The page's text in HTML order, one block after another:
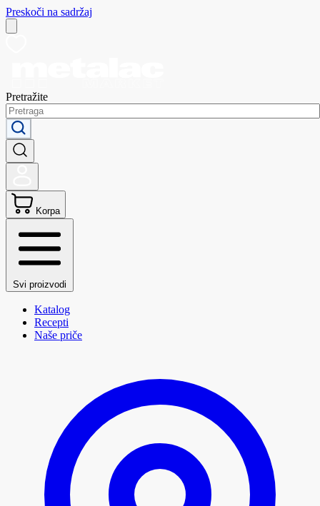
Preskoči na sadržaj
Pretražite
Korpa
Svi proizvodi
Katalog
Recepti
Naše priče